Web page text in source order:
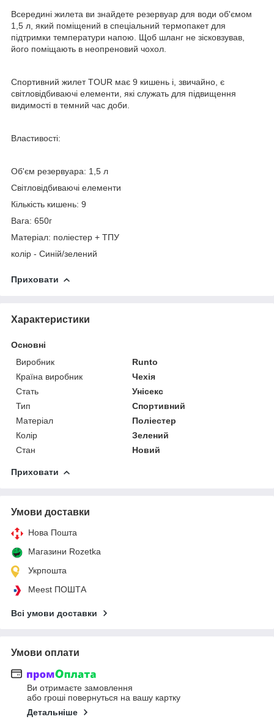
Всередині жилета ви знайдете резервуар для води об'ємом
1,5 л, який поміщений в спеціальний термопакет для
підтримки температури напою. Щоб шланг не зісковзував,
його поміщають в неопреновий чохол.
Спортивний жилет TOUR має 9 кишень і, звичайно, є
світловідбиваючі елементи, які служать для підвищення
видимості в темний час доби.
Властивості:
Об'єм резервуара: 1,5 л
Світловідбиваючі елементи
Кількість кишень: 9
Вага: 650г
Матеріал: поліестер + ТПУ
колір - Синій/зелений
Приховати
Характеристики
Основні
Виробник
Runto
Країна виробник
Чехія
Стать
Унісекс
Тип
Спортивний
Матеріал
Поліестер
Колір
Зелений
Стан
Новий
Приховати
Умови доставки
Нова Пошта
Магазини Rozetka
Укрпошта
Meest ПОШТА
Всі умови доставки
Умови оплати
Ви отримаєте замовлення
або гроші повернуться на вашу картку
Детальніше